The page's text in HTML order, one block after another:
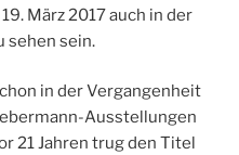
März 2017 auch in der
sehen sein.
in der Vergangenheit
Ausstellungen
21 Jahren trug den Titel